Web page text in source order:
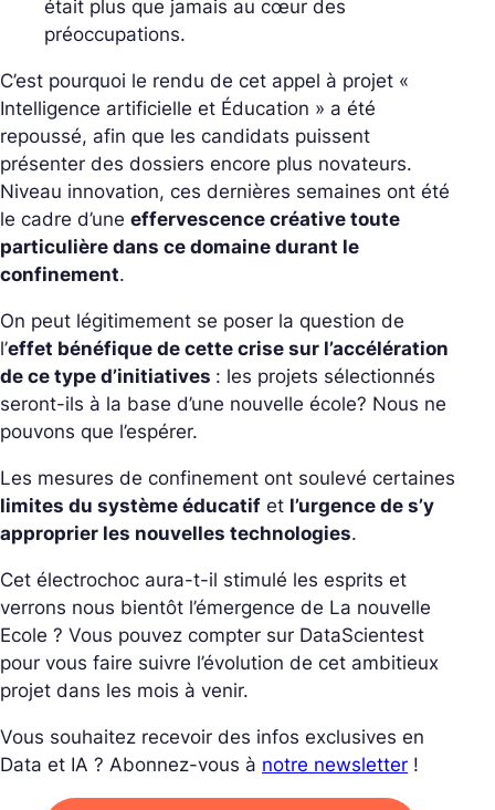
était plus que jamais au cœur des
préoccupations.
C’est pourquoi le rendu de cet appel à projet «
Intelligence artificielle et Éducation » a été
repoussé, afin que les candidats puissent
présenter des dossiers encore plus novateurs.
Niveau innovation, ces dernières semaines ont été
le cadre d’une effervescence créative toute
particulière dans ce domaine durant le
confinement.
On peut légitimement se poser la question de
l’effet bénéfique de cette crise sur l’accélération
de ce type d’initiatives : les projets sélectionnés
seront-ils à la base d’une nouvelle école? Nous ne
pouvons que l’espérer.
Les mesures de confinement ont soulevé certaines
limites du système éducatif et l’urgence de s’y
approprier les nouvelles technologies.
Cet électrochoc aura-t-il stimulé les esprits et
verrons nous bientôt l’émergence de La nouvelle
Ecole ? Vous pouvez compter sur DataScientest
pour vous faire suivre l’évolution de cet ambitieux
projet dans les mois à venir.
Vous souhaitez recevoir des infos exclusives en
Data et IA ? Abonnez-vous à notre newsletter !